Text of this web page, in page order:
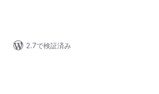
2.7で検証済み